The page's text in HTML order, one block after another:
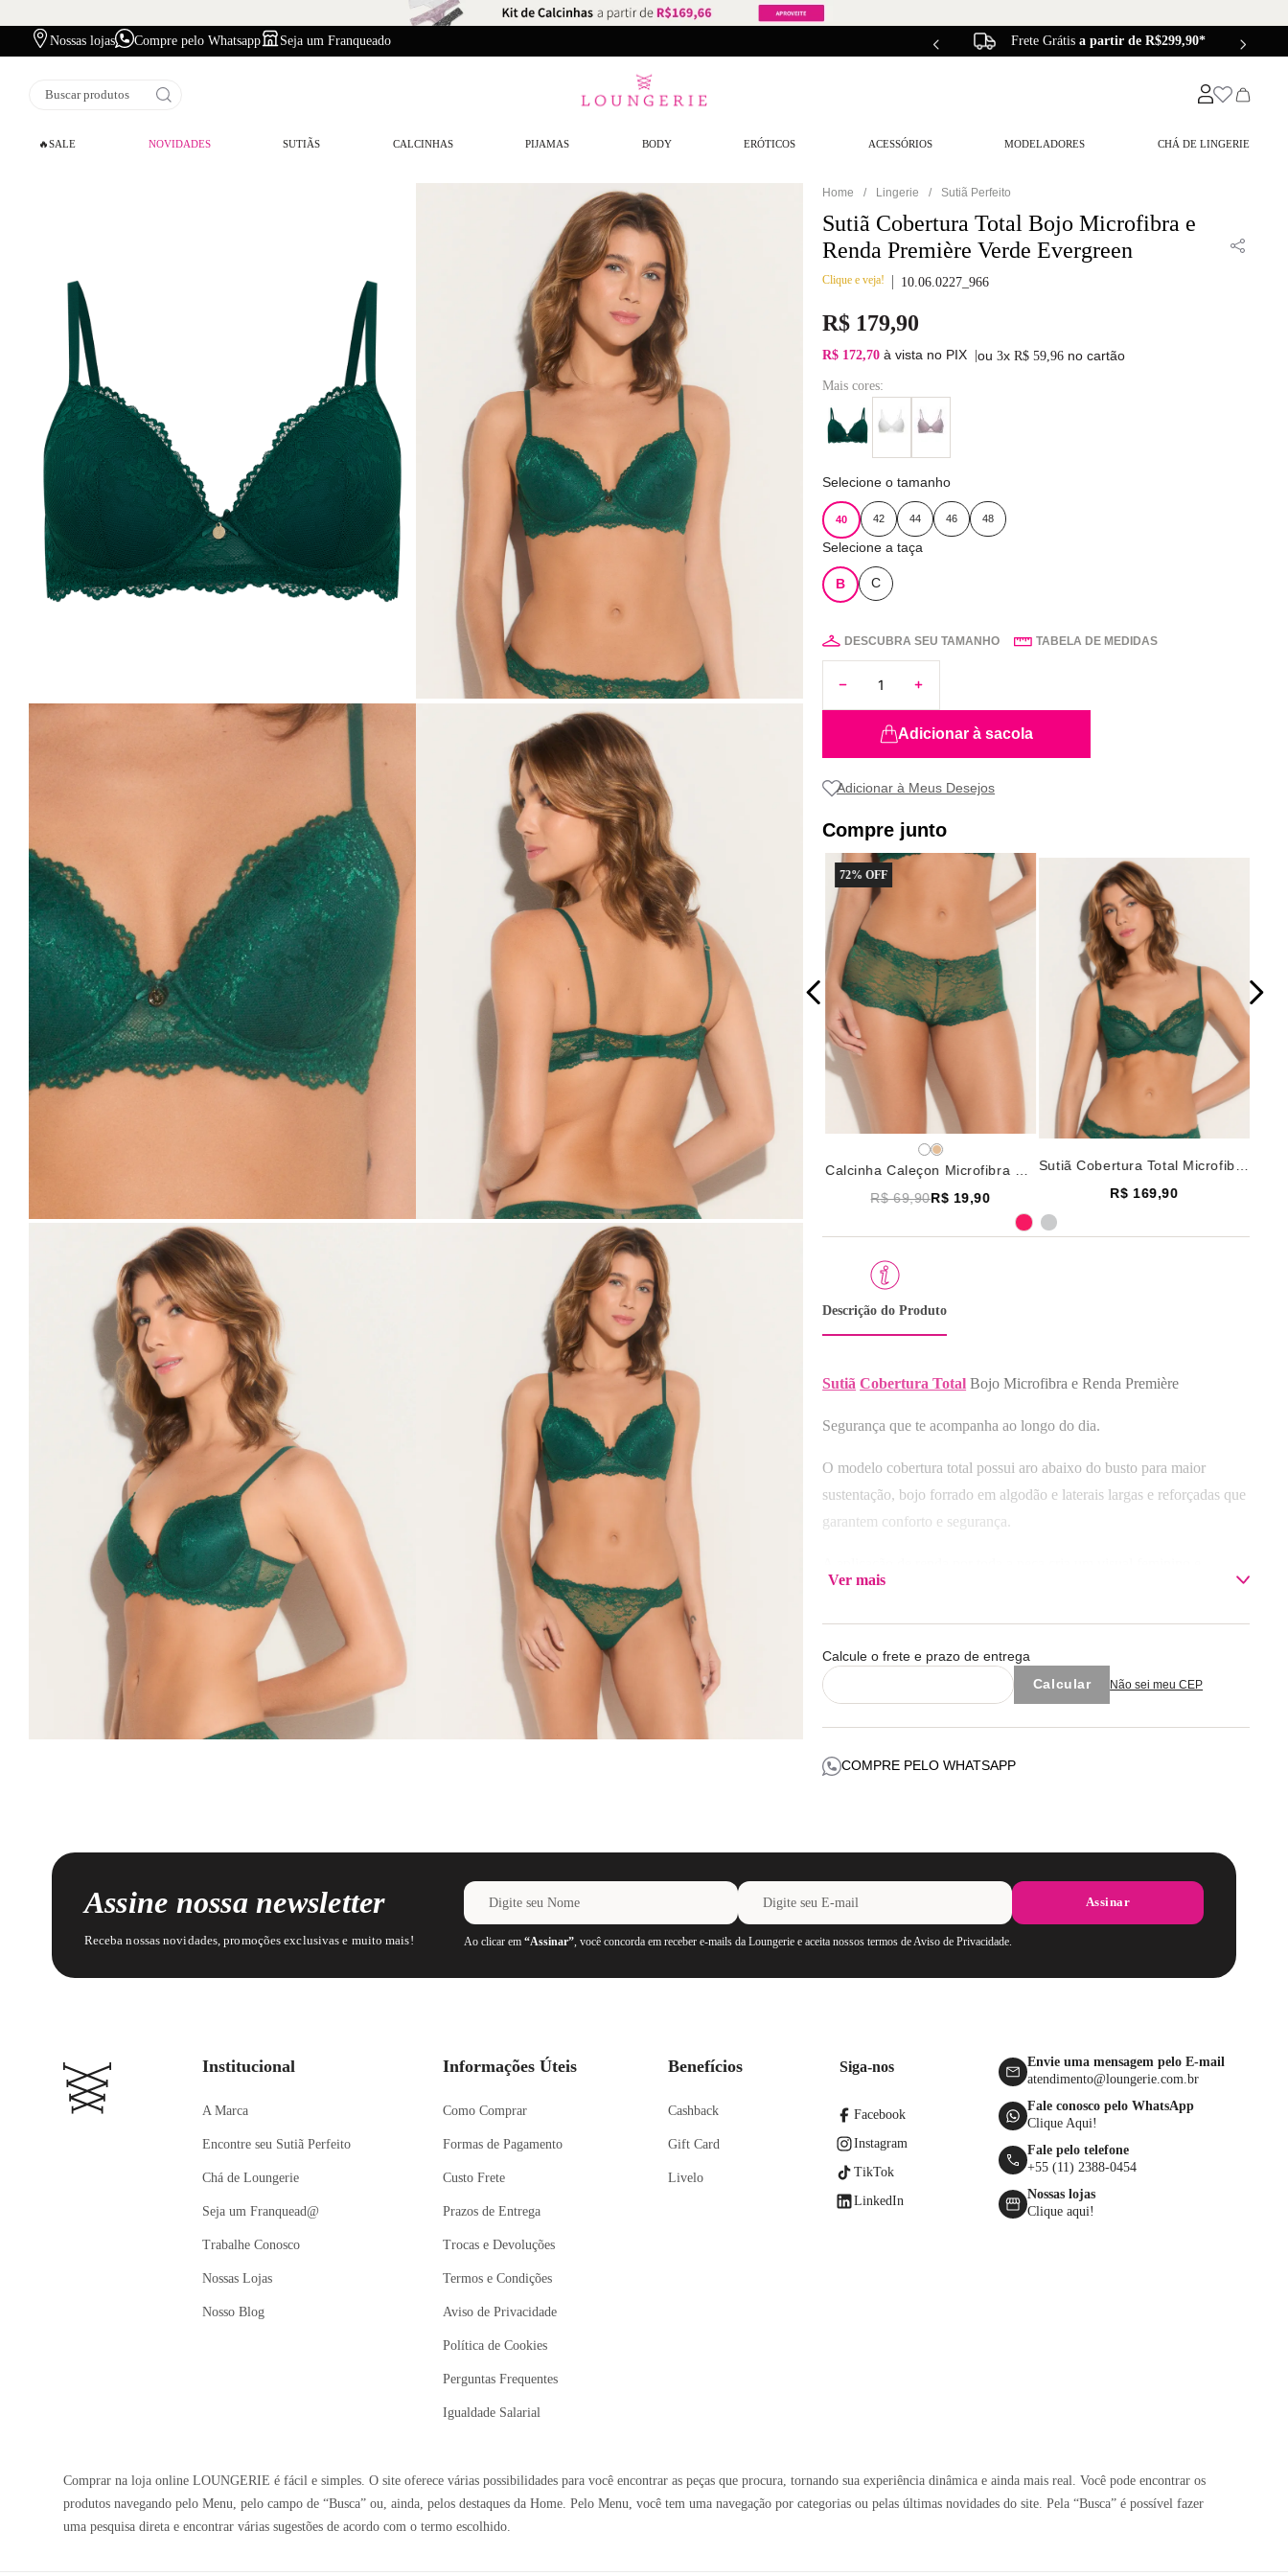
Nossas lojas Compre pelo Whatsapp Seja um Franqueado Frete Grátis a partir de R$299,90*
Buscar produtos
🔥SALE NOVIDADES SUTIÃS CALCINHAS PIJAMAS BODY ERÓTICOS ACESSÓRIOS MODELADORES CHÁ DE LINGERIE
Lingerie Sutiã Perfeito
Sutiã Cobertura Total Bojo Microfibra e
Renda Première Verde Evergreen
Clique e veja! 10.06.0227_966
R$ 179,90
R$ 172,70 à vista no PIX |ou3xR$ 59 ,96 no cartão
Mais cores:
Selecione o tamanho
40 42 44 46 48
Selecione a taça
B C
DESCUBRA SEU TAMANHO TABELA DE MEDIDAS
Adicionar à sacola
Compre junto
72% OFF
Calcinha Caleçon Microfibra e
Evergreen
R$ 69,90R$ 19,90
G
Adicionar à sacola
Sutiã Cobertura Total Microfibra
R$ 169,90
Adicionar à sacola
Descrição do Produto
Sutiã Cobertura Total Bojo Microfibra e Renda Première
Segurança que te acompanha ao longo do dia.
O modelo cobertura total possui aro abaixo do busto para maior
sustentação, bojo forrado em algodão e laterais largas e reforçadas que
garantem conforto e segurança.
delicado. O modelo também apresenta detalhe de lacinho e pingente
Tem coisa melhor que se sentir bem com si mesma?
A coleção Premiere possui renda delicada em detalhes florais e
modelagens best-sellers que proporcionam maior conforto e segurança
alças com toque macio.
Composição: Renda 90% Poliamida / 10% Elastano / Forro central
100% Poliamida / Forro do Bojo 82% Poliéster / 18% Algodão
Ver mais
Calcule o frete e prazo de entrega
Não sei meu CEP
COMPRE PELO WHATSAPP
Assine nossa newsletter
Receba nossas novidades, promoções exclusivas e muito mais!
Assinar
Ao clicar em “Assinar”, você concorda em receber e-mails da Loungerie e aceita nossos termos de Aviso de Privacidade.
Institucional
A Marca
Encontre seu Sutiã Perfeito
Chá de Loungerie
Seja um Franquead@
Trabalhe Conosco
Nossas Lojas
Nosso Blog
Informações Úteis
Como Comprar
Formas de Pagamento
Custo Frete
Prazos de Entrega
Trocas e Devoluções
Termos e Condições
Aviso de Privacidade
Política de Cookies
Perguntas Frequentes
Igualdade Salarial
Benefícios
Cashback
Gift Card
Livelo
Siga-nos
Facebook
Instagram
TikTok
LinkedIn
Envie uma mensagem pelo E-mail
atendimento@loungerie.com.br
Fale conosco pelo WhatsApp
Clique Aqui!
Fale pelo telefone
+55 (11) 2388-0454
Nossas lojas
Clique aqui!
Comprar na loja online LOUNGERIE é fácil e simples. O site oferece várias possibilidades para você encontrar as peças que procura, tornando sua experiência dinâmica e ainda mais real. Você pode encontrar os
produtos navegando pelo Menu, pelo campo de “Busca” ou, ainda, pelos destaques da Home. Pelo Menu, você tem uma navegação por categorias ou pelas últimas novidades do site. Pela “Busca” é possível fazer
uma pesquisa direta e encontrar várias sugestões de acordo com o termo escolhido.